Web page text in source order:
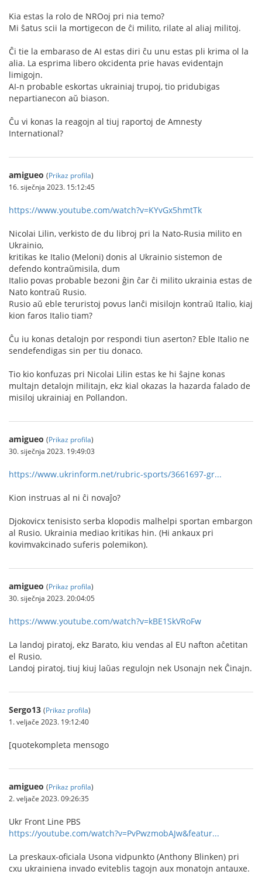
Kia estas la rolo de NROoj pri nia temo?
Mi ŝatus scii la mortigecon de ĉi milito, rilate al aliaj militoj.
Ĉi tie la embaraso de AI estas diri ĉu unu estas pli krima ol la
alia. La esprima libero okcidenta prie havas evidentajn
limigojn.
AI-n probable eskortas ukrainiaj trupoj, tio pridubigas
nepartianecon aŭ biason.
Ĉu vi konas la reagojn al tiuj raportoj de Amnesty
International?
amigueo (Prikaz profila)
16. siječnja 2023. 15:12:45
https://www.youtube.com/watch?v=KYvGx5hmtTk
Nicolai Lilin, verkisto de du libroj pri la Nato-Rusia milito en
Ukrainio,
kritikas ke Italio (Meloni) donis al Ukrainio sistemon de
defendo kontraŭmisila, dum
Italio povas probable bezoni ĝin ĉar ĉi milito ukrainia estas de
Nato kontraŭ Rusio.
Rusio aŭ eble teruristoj povus lanĉi misilojn kontraŭ Italio, kiaj
kion faros Italio tiam?
Ĉu iu konas detalojn por respondi tiun aserton? Eble Italio ne
sendefendigas sin per tiu donaco.
Tio kio konfuzas pri Nicolai Lilin estas ke hi ŝajne konas
multajn detalojn militajn, ekz kial okazas la hazarda falado de
misiloj ukrainiaj en Pollandon.
amigueo (Prikaz profila)
30. siječnja 2023. 19:49:03
https://www.ukrinform.net/rubric-sports/3661697-gr...
Kion instruas al ni ĉi novaĵo?
Djokovicx tenisisto serba klopodis malhelpi sportan embargon
al Rusio. Ukrainia mediao kritikas hin. (Hi ankaux pri
kovimvakcinado suferis polemikon).
amigueo (Prikaz profila)
30. siječnja 2023. 20:04:05
https://www.youtube.com/watch?v=kBE1SkVRoFw
La landoj piratoj, ekz Barato, kiu vendas al EU nafton aĉetitan
el Rusio.
Landoj piratoj, tiuj kiuj laŭas regulojn nek Usonajn nek Ĉinajn.
Sergo13 (Prikaz profila)
1. veljače 2023. 19:12:40
[quotekompleta mensogo
amigueo (Prikaz profila)
2. veljače 2023. 09:26:35
Ukr Front Line PBS
https://youtube.com/watch?v=PvPwzmobAJw&featur...
La preskaux-oficiala Usona vidpunkto (Anthony Blinken) pri
cxu ukrainiena invado eviteblis tagojn aux monatojn antauxe.